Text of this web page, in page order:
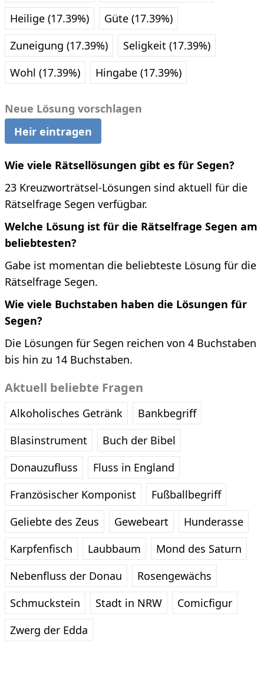
Heilige (17.39%)
Güte (17.39%)
Zuneigung (17.39%)
Seligkeit (17.39%)
Wohl (17.39%)
Hingabe (17.39%)
Neue Lösung vorschlagen
Heir eintragen
Wie viele Rätsellösungen gibt es für Segen?
23 Kreuzworträtsel-Lösungen sind aktuell für die
Rätselfrage Segen verfügbar.
Welche Lösung ist für die Rätselfrage Segen am
beliebtesten?
Gabe ist momentan die beliebteste Lösung für die
Rätselfrage Segen.
Wie viele Buchstaben haben die Lösungen für
Segen?
Die Lösungen für Segen reichen von 4 Buchstaben
bis hin zu 14 Buchstaben.
Aktuell beliebte Fragen
Alkoholisches Getränk
Bankbegriff
Blasinstrument
Buch der Bibel
Donauzufluss
Fluss in England
Französischer Komponist
Fußballbegriff
Geliebte des Zeus
Gewebeart
Hunderasse
Karpfenfisch
Laubbaum
Mond des Saturn
Nebenfluss der Donau
Rosengewächs
Schmuckstein
Stadt in NRW
Comicfigur
Zwerg der Edda